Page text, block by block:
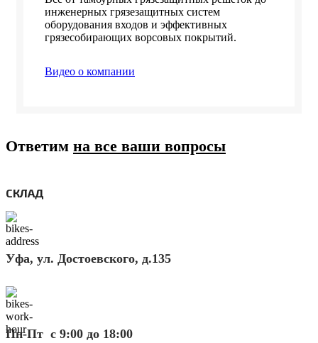
инженерных грязезащитных систем
оборудования входов и эффективных
грязесобирающих ворсовых покрытий.
Видео о компании
Ответим на все ваши вопросы
СКЛАД
Уфа, ул. Достоевского, д.135
Пн-Пт с 9:00 до 18:00